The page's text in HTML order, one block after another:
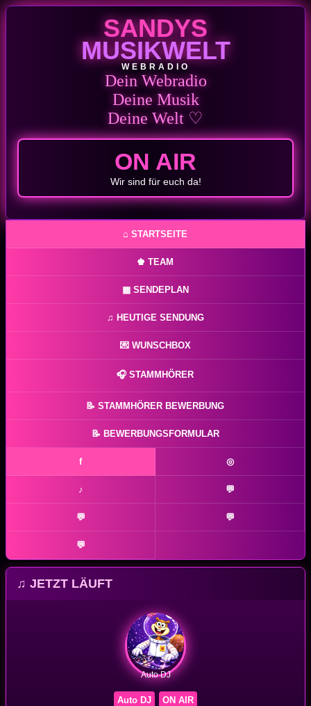
SANDYS
MUSIKWELT
WEBRADIO
Dein Webradio
Deine Musik
Deine Welt ♡
ON AIR
Wir sind für euch da!
⌂ STARTSEITE
♚ TEAM
▦ SENDEPLAN
♫ HEUTIGE SENDUNG
💌 WUNSCHBOX
🎧 STAMMHÖRER
📝 STAMMHÖRER BEWERBUNG
📝 BEWERBUNGSFORMULAR
f ◎
♪ 💬
💬 💬
💬
♫ JETZT LÄUFT
Auto DJ
Auto DJ ON AIR